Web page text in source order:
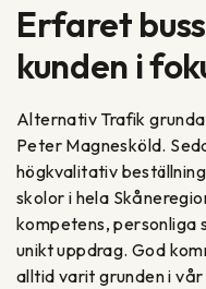
Erfaret
kunden i
Alternativ Trafik
Peter Magnesköld.
högkvalitativ
skolor i hela
kompetens, personliga
unikt uppdrag. God
alltid varit grunden i